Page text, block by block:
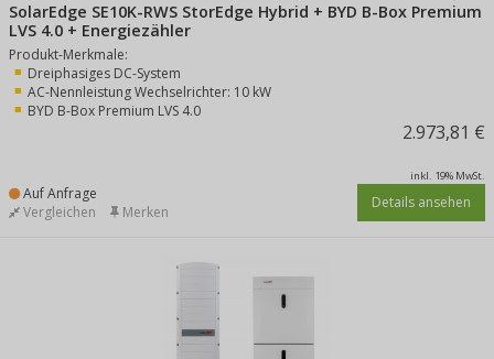
SolarEdge SE10K-RWS StorEdge Hybrid + BYD B-Box Premium
LVS 4.0 + Energiezähler
Produkt-Merkmale:
Dreiphasiges DC-System
AC-Nennleistung Wechselrichter: 10 kW
BYD B-Box Premium LVS 4.0
2.973,81 €
inkl. 19% MwSt.
Auf Anfrage Details ansehen
Vergleichen Merken